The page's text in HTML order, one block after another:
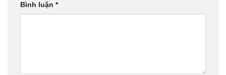
Bình luận *